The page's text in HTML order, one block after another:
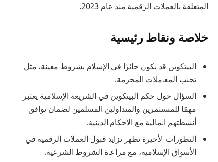
المتعلقة بالعملات الرقمية منذ عام 2023.
خلاصة ونقاط رئيسية
البيتكوين قد يكون جائزًا في الإسلام بشروط معينة، مثل
تجنب المعاملات المحرمة.
السؤال حول حكم البيتكوين في الشريعة الإسلامية يعتبر
مهمًا للمستثمرين والمتداولين المسلمين لضمان توافق
أنشطتهم المالية مع الأحكام الدينية.
التطورات الأخيرة تظهر تزايد قبول العملات الرقمية في
الأسواق الإسلامية، مع مراعاة الشروط الشرعية.